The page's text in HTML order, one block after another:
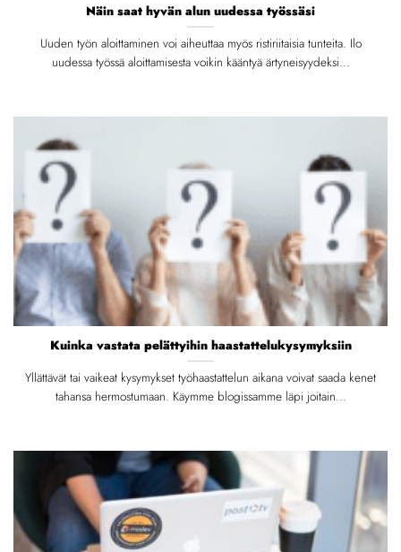
Näin saat hyvän alun uudessa työssäsi
Uuden työn aloittaminen voi aiheuttaa myös ristiriitaisia ​​tunteita. Ilo
uudessa työssä aloittamisesta voikin kääntyä ärtyneisyydeksi...
Kuinka vastata pelättyihin haastattelukysymyksiin
Yllättävät tai vaikeat kysymykset työhaastattelun aikana voivat saada kenet
tahansa hermostumaan. Käymme blogissamme läpi joitain...